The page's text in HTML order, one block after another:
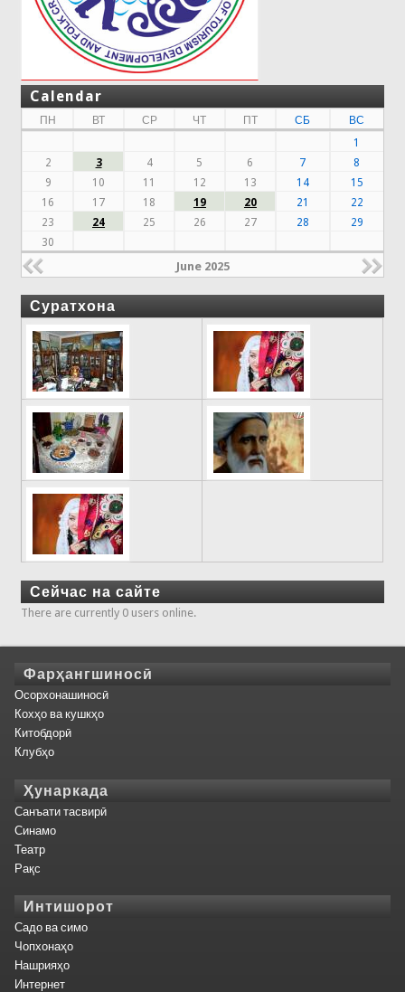
Calendar
ПН ВТ СР ЧТ ПТ СБ
ВС
1
2
3 4 5 6 7
8
9
10 11 12 13 14
15
16
17 18 19 20 21
22
23
24 25 26 27 28
29
30
June 2025
Суратхона
Сейчас на сайте
There are currently 0 users online.
Фарҳангшиносӣ
Осорхонашиносӣ
Кохҳо ва кушкҳо
Китобдорӣ
Клубҳо
Ҳунаркада
Санъати тасвирӣ
Синамо
Театр
Рақс
Интишорот
Садо ва симо
Чопхонаҳо
Нашрияҳо
Интернет